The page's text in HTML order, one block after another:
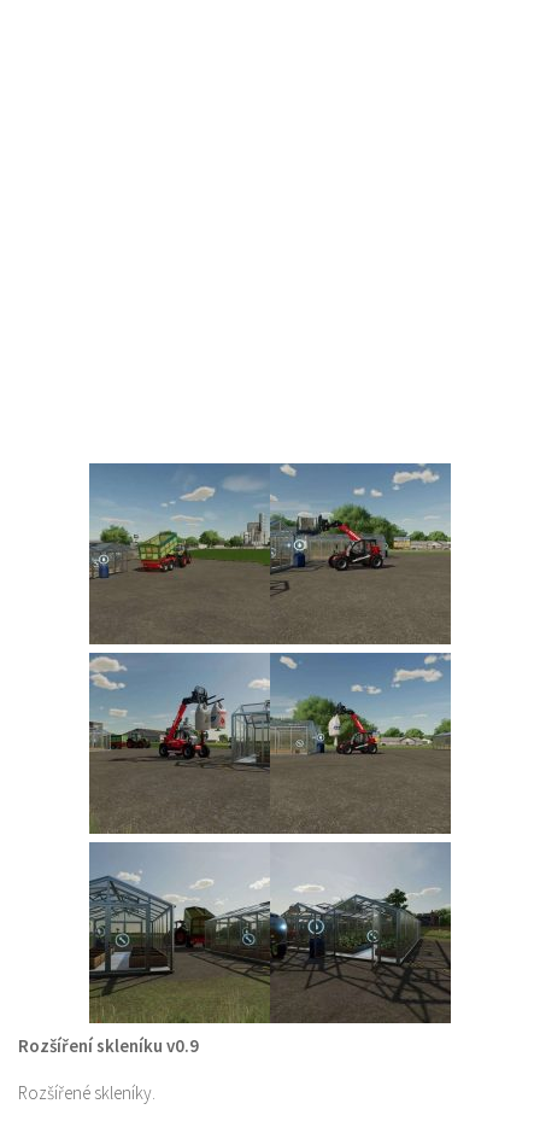
Rozšíření skleníku v0.9
Rozšířené skleníky.